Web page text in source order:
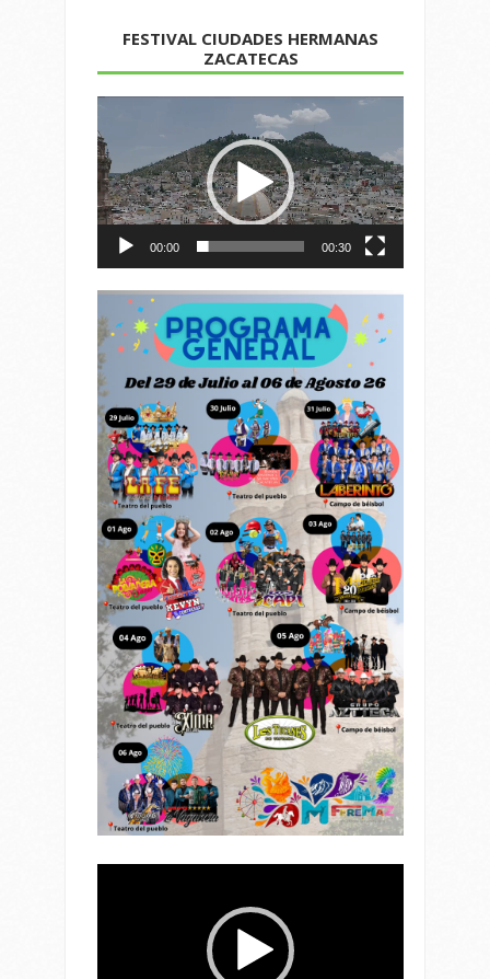
FESTIVAL CIUDADES HERMANAS
ZACATECAS
de
vídeo
00:00 00:30